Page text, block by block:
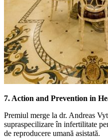
7. Action and Prevention in
Premiul merge la dr. Andreas
supraspecilizare în infertilitate
de reproducere umană asistată.